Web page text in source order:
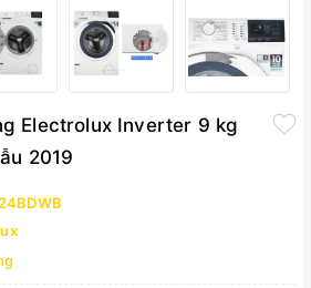
Electrolux Inverter 9 kg
2019